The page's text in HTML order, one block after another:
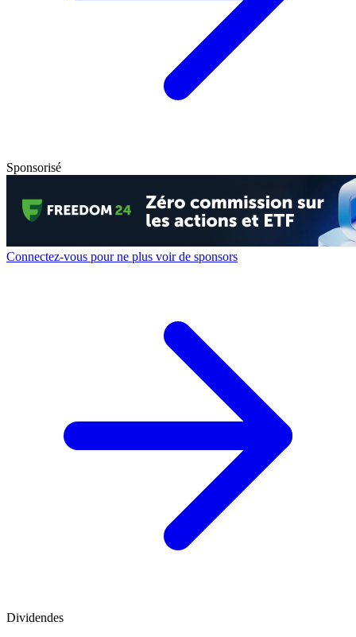
Sponsorisé
Connectez-vous pour ne plus voir de sponsors
Dividendes